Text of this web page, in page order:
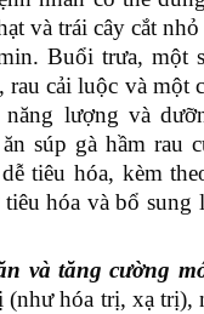
và trái cây cắt
Buổi trưa, một
cải luộc và một
năng lượng và
súp gà hầm rau
tiêu hóa, kèm
hóa và bổ sung
và tăng cường
(như hóa trị, xạ trị),